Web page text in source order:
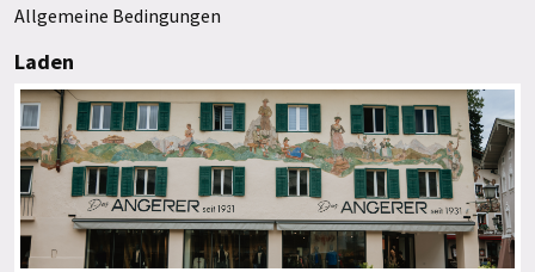
Allgemeine Bedingungen
Laden